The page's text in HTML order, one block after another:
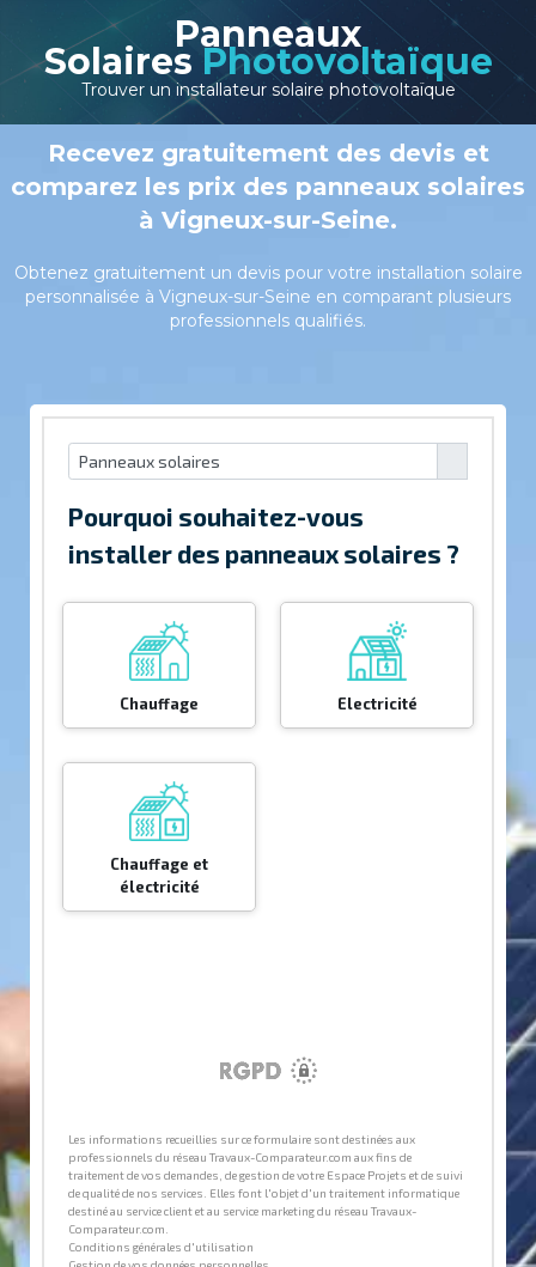
Panneaux
Solaires Photovoltaïque
Trouver un installateur solaire photovoltaïque
Recevez gratuitement des devis et
comparez les prix des panneaux solaires
à Vigneux-sur-Seine.
Obtenez gratuitement un devis pour votre installation solaire
personnalisée à Vigneux-sur-Seine en comparant plusieurs
professionnels qualifiés.